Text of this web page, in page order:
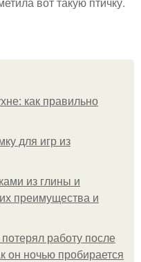
как правильно
для игр из
из глины и
преимущества и
работу после
он ночью пробирается